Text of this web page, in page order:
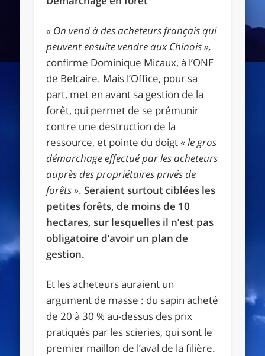
« On vend à des acheteurs français qui
peuvent ensuite vendre aux Chinois »,
confirme Dominique Micaux, à l’ONF
de Belcaire. Mais l’Office, pour sa
part, met en avant sa gestion de la
forêt, qui permet de se prémunir
contre une destruction de la
ressource, et pointe du doigt« le gros
démarchage effectué par les acheteurs
auprès des propriétaires privés de
forêts ».Seraient surtout ciblées les
petites forêts, de moins de 10
hectares, sur lesquelles il n’est pas
obligatoire d’avoir un plan de
gestion.
Et les acheteurs auraient un
argument de masse : du sapin acheté
de 20 à 30 % au-dessus des prix
pratiqués par les scieries, qui sont le
premier maillon de l’aval de la filière.